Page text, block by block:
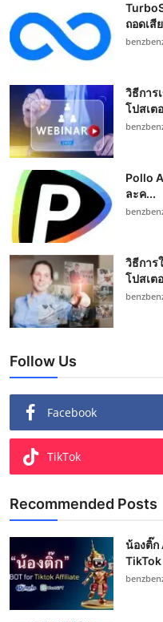
ถอดเสี
วิธีการ
โปสเต
Pollo
ละค...
วิธีการ
โปสเต
Follow Us
Facebook
TikTok
Recommended Posts
น้องติ๊ก